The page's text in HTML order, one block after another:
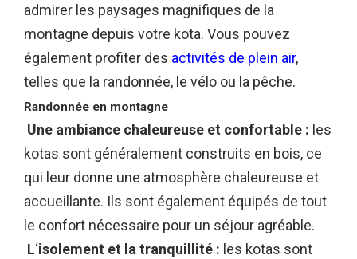
admirer les paysages magnifiques de la
montagne depuis votre kota. Vous pouvez
également profiter des activités de plein air,
telles que la randonnée, le vélo ou la pêche.
Randonnée en montagne
Une ambiance chaleureuse et confortable : les
kotas sont généralement construits en bois, ce
qui leur donne une atmosphère chaleureuse et
accueillante. Ils sont également équipés de tout
le confort nécessaire pour un séjour agréable.
L‘isolement et la tranquillité : les kotas sont